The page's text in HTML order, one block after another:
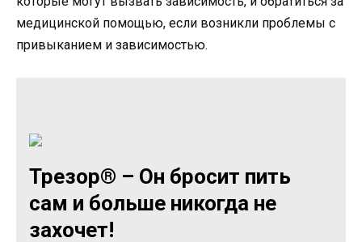
медицинской помощью, если возникли проблемы с
привыканием и зависимостью.
Трезор® – Он бросит пить
сам и больше никогда не
захочет!